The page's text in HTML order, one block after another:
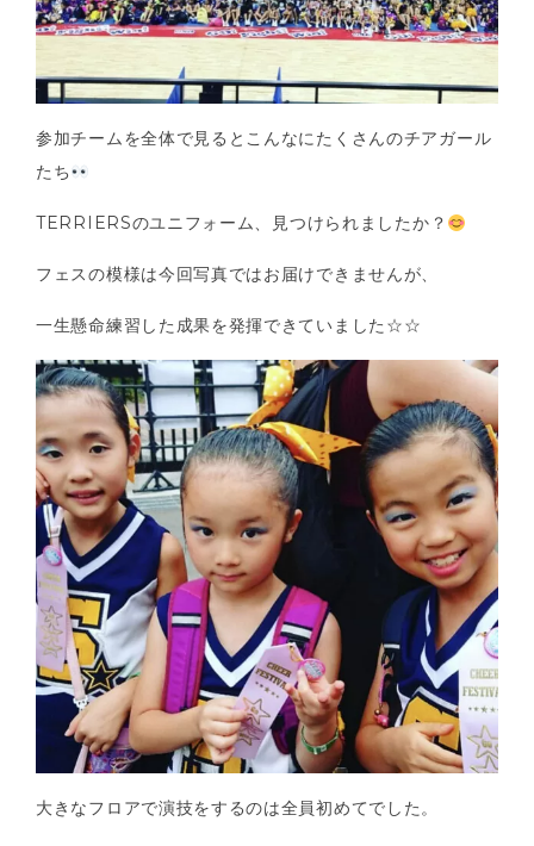
参加チームを全体で見るとこんなにたくさんのチアガール
たち
TERRIERSのユニフォーム、見つけられましたか？
フェスの模様は今回写真ではお届けできませんが、
一生懸命練習した成果を発揮できていました☆☆
大きなフロアで演技をするのは全員初めてでした。